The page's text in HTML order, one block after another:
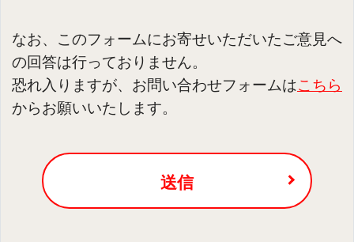
なお、このフォームにお寄せいただいたご意見へ
の回答は行っておりません。
恐れ入りますが、お問い合わせフォームはこちら
からお願いいたします。
送信